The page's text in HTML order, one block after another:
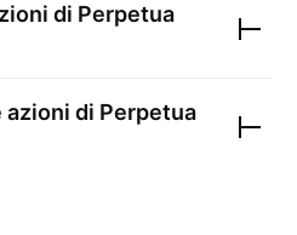
di Perpetua
azioni di Perpetua